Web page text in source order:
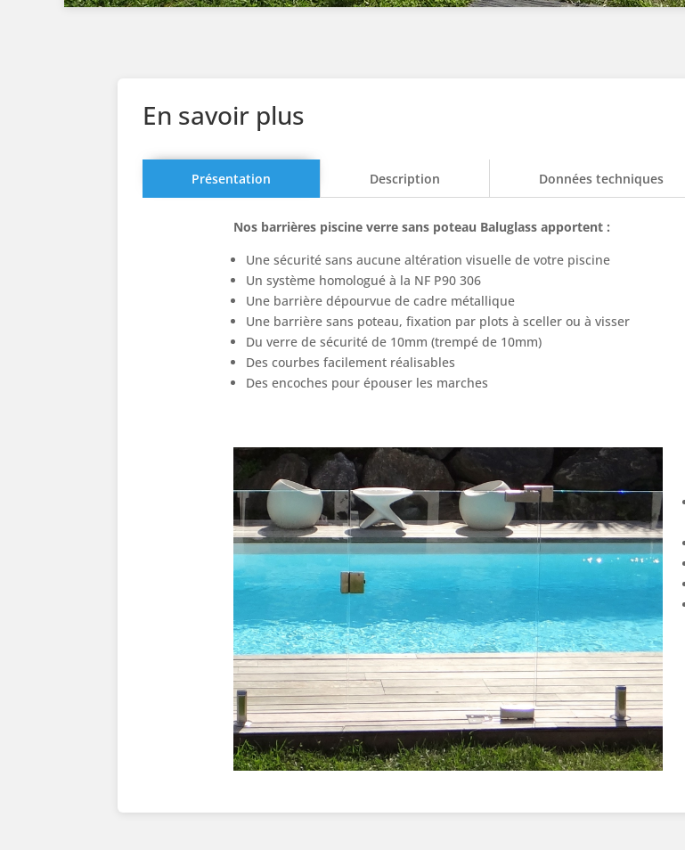
En savoir plus
Présentation Description Données techniques
Nos barrières piscine verre sans poteau Baluglass apportent :
Une sécurité sans aucune altération visuelle de votre piscine
Un système homologué à la NF P90 306
Une barrière dépourvue de cadre métallique
Une barrière sans poteau, fixation par plots à sceller ou à visser
Du verre de sécurité de 10mm (trempé de 10mm)
Des courbes facilement réalisables
Des encoches pour épouser les marches